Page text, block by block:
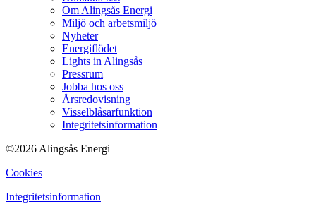
Om Alingsås Energi
Miljö och arbetsmiljö
Nyheter
Energiflödet
Lights in Alingsås
Pressrum
Jobba hos oss
Årsredovisning
Visselblåsarfunktion
Integritetsinformation
©2026 Alingsås Energi
Cookies
Integritetsinformation